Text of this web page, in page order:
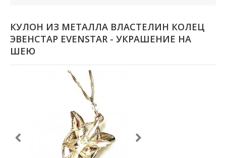
КУЛОН ИЗ МЕТАЛЛА ВЛАСТЕЛИН КОЛЕЦ
ЭВЕНСТАР EVENSTAR - УКРАШЕНИЕ НА
ШЕЮ